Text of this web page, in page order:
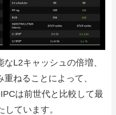
L2キャッシュの倍増、
ねることによって、
は前世代と比較して最
ています。